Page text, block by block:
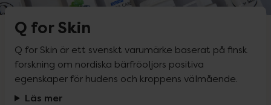
Q for Skin
Q for Skin är ett svenskt varumärke baserat på finsk
forskning om nordiska bärfröoljors positiva
egenskaper för hudens och kroppens välmående.
Läs mer